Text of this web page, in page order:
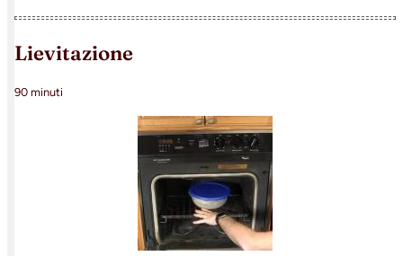
lievitazione
90 minuti